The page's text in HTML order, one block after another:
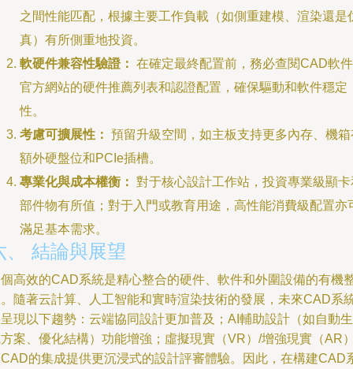
之間性能匹配，根據主要工作負載（如側重建模、渲染還是
真）有所側重地投資。
軟硬件兼容性驗證： 在確定最終配置前，務必查閱CAD軟件
官方網站的硬件推薦列表和認證配置，確保驅動和軟件穩定
性。
考慮可擴展性： 預留升級空間，如主板支持更多內存、機箱
額外硬盤位和PCIe插槽。
專業化與成本權衡： 對于核心設計工作站，投資專業級顯卡
部件物有所值；對于入門或教育用途，高性能消費級配置亦
滿足基本需求。
、 結論與展望
高效的CAD系統是精心整合的硬件、軟件和外圍設備的有機
隨著云計算、人工智能和實時渲染技術的發展，未來CAD系
現以下趨勢：云端協同設計更加普及；AI輔助設計（如自動生
案、優化結構）功能增強；虛擬現實（VR）/增強現實（AR
的集成提供更沉浸式的設計評審體驗。因此，在構建CAD